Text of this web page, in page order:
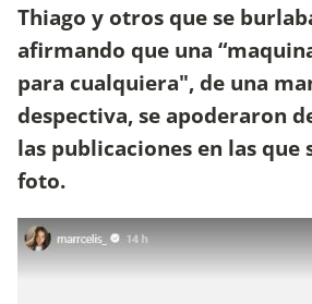
Thiago y otros que se
afirmando que una
para cualquiera", de una
despectiva, se apoderaron
las publicaciones en las que
foto.